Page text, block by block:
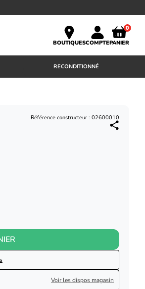
BOUTIQUESCOMPTE
0
PANIER
RECONDITIONNÉ
Référence constructeur : 02600010
Voir les dispos magasin